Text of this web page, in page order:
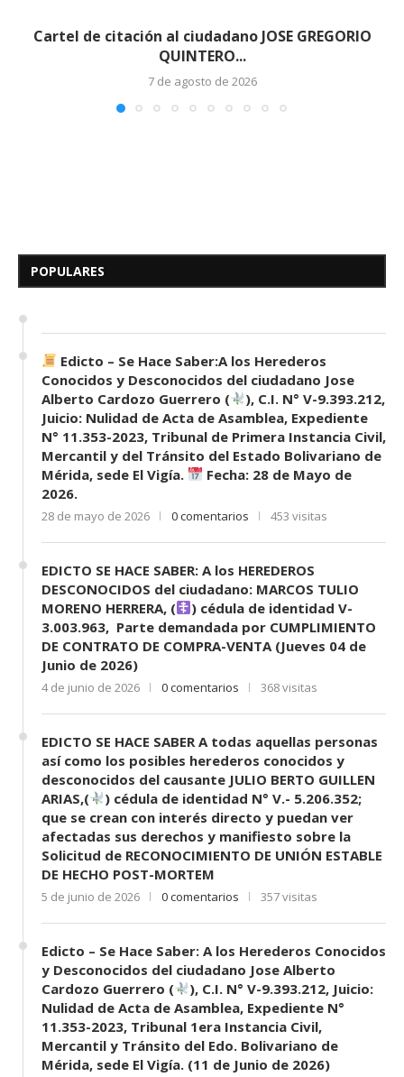
Cartel de citación al ciudadano JOSE GREGORIO
QUINTERO...
7 de agosto de 2026
POPULARESDesconocidos del...
Edicto – Se Hace Saber:A los Herederos
Conocidos y Desconocidos del ciudadano Jose
Alberto Cardozo Guerrero (
), C.I. N° V-9.393.212,
Juicio: Nulidad de Acta de Asamblea, Expediente
N° 11.353-2023, Tribunal de Primera Instancia Civil,
Mercantil y del Tránsito del Estado Bolivariano de
Mérida, sede El Vigía.
Fecha: 28 de Mayo de
2026.
28 de mayo de 2026 0 comentarios 453 visitas
EDICTO SE HACE SABER: A los HEREDEROS
DESCONOCIDOS del ciudadano: MARCOS TULIO
MORENO HERRERA, (
) cédula de identidad V-
3.003.963, Parte demandada por CUMPLIMIENTO
DE CONTRATO DE COMPRA-VENTA (Jueves 04 de
Junio de 2026)
4 de junio de 2026 0 comentarios 368 visitas
EDICTO SE HACE SABER A todas aquellas personas
así como los posibles herederos conocidos y
desconocidos del causante JULIO BERTO GUILLEN
ARIAS,(
) cédula de identidad N° V.- 5.206.352;
que se crean con interés directo y puedan ver
afectadas sus derechos y manifiesto sobre la
Solicitud de RECONOCIMIENTO DE UNIÓN ESTABLE
DE HECHO POST-MORTEM
5 de junio de 2026 0 comentarios 357 visitas
Edicto – Se Hace Saber: A los Herederos Conocidos
y Desconocidos del ciudadano Jose Alberto
Cardozo Guerrero (
), C.I. N° V-9.393.212, Juicio:
Nulidad de Acta de Asamblea, Expediente N°
11.353-2023, Tribunal 1era Instancia Civil,
Mercantil y Tránsito del Edo. Bolivariano de
Mérida, sede El Vigía. (11 de Junio de 2026)